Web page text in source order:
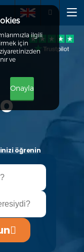
öğrenin
ilgili
için
ve
Onayla